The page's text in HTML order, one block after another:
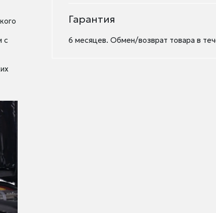
с
Гарантия
6 месяцев. Обмен/возврат товара в